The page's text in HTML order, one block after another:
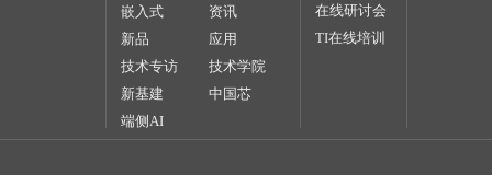
嵌入式
资讯
新品
应用
技术专访
技术学院
新基建
中国芯
端侧AI
在线研讨会
TI在线培训